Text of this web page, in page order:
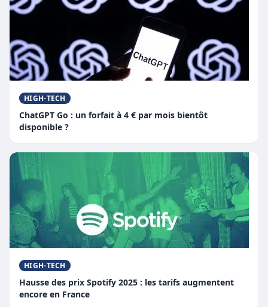
HIGH-TECH
ChatGPT Go : un forfait à 4 € par mois bientôt
disponible ?
HIGH-TECH
Hausse des prix Spotify 2025 : les tarifs augmentent
encore en France